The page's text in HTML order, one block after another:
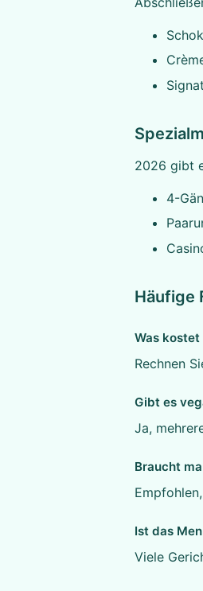
2026 gibt
4-
Häufige
Was kostet
Rechnen
Gibt es
Ja,
Braucht
Ist das
Viele